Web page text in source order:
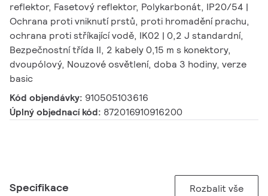
reflektor, Fasetový reflektor, Polykarbonát, IP20/54 |
Ochrana proti vniknutí prstů, proti hromadění prachu,
ochrana proti stříkající vodě, IK02 | 0,2 J standardní,
Bezpečnostní třída II, 2 kabely 0,15 m s konektory,
dvoupólový, Nouzové osvětlení, doba 3 hodiny, verze
basic
Kód objendávky: 910505103616
Úplný objednací kód: 872016910916200
Specifikace Rozbalit vše